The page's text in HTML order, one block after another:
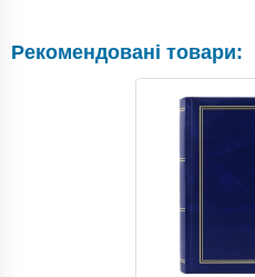
Рекомендовані товари: